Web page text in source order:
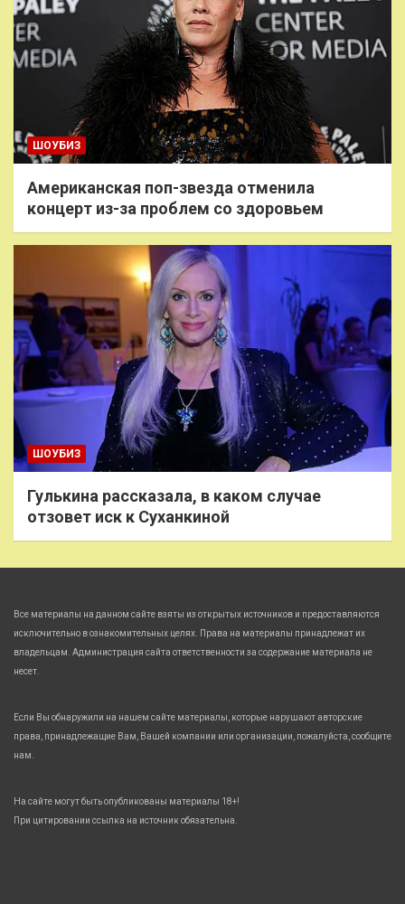
ШОУБИЗ
Американская поп-звезда отменила
концерт из-за проблем со здоровьем
ШОУБИЗ
Гулькина рассказала, в каком случае
отзовет иск к Суханкиной
Все материалы на данном сайте взяты из открытых источников и предоставляются
исключительно в ознакомительных целях. Права на материалы принадлежат их
владельцам. Администрация сайта ответственности за содержание материала не
несет.
Если Вы обнаружили на нашем сайте материалы, которые нарушают авторские
права, принадлежащие Вам, Вашей компании или организации, пожалуйста, сообщите
нам.
На сайте могут быть опубликованы материалы 18+!
При цитировании ссылка на источник обязательна.